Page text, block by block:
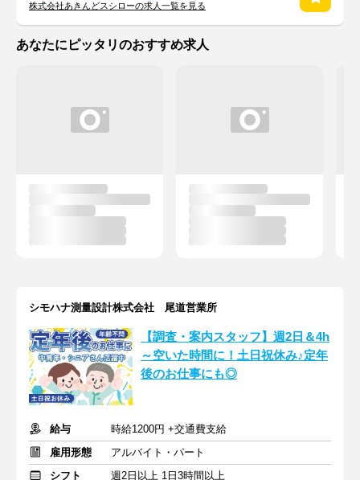
株式会社あきんどスシローの求人一覧を見る
あなたにピッタリのおすすめ求人
シモハナ測量設計株式会社 尾道営業所
【調査・案内スタッフ】週2日＆4h
～空いた時間に！土日祝休み♪定年
後のお仕事にも◎
給与
時給1200円 +交通費支給
雇用形態
アルバイト・パート
シフト
週2日以上 1日3時間以上